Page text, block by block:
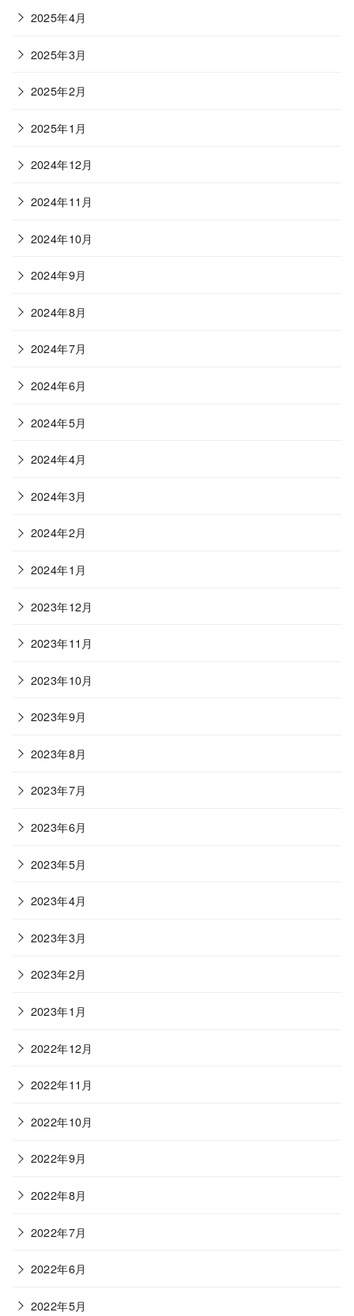
2025年4月
2025年3月
2025年2月
2025年1月
2024年12月
2024年11月
2024年10月
2024年9月
2024年8月
2024年7月
2024年6月
2024年5月
2024年4月
2024年3月
2024年2月
2024年1月
2023年12月
2023年11月
2023年10月
2023年9月
2023年8月
2023年7月
2023年6月
2023年5月
2023年4月
2023年3月
2023年2月
2023年1月
2022年12月
2022年11月
2022年10月
2022年9月
2022年8月
2022年7月
2022年6月
2022年5月